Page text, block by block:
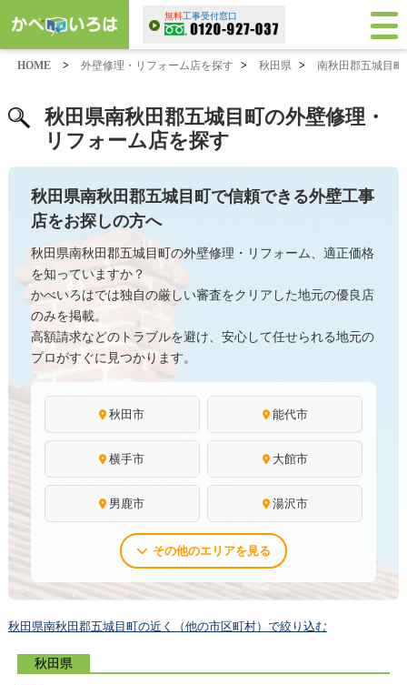
無料工事受付窓口
HOME > 外壁修理・リフォーム店を探す > 秋田県 > 南秋田郡五城目町
秋田県南秋田郡五城目町の外壁修理・
リフォーム店を探す
秋田県南秋田郡五城目町で信頼できる外壁工事
店をお探しの方へ
秋田県南秋田郡五城目町の外壁修理・リフォーム、適正価格
を知っていますか？
かべいろはでは独自の厳しい審査をクリアした地元の優良店
のみを掲載。
高額請求などのトラブルを避け、安心して任せられる地元の
プロがすぐに見つかります。
秋田市 能代市
横手市 大館市
男鹿市 湯沢市
その他のエリアを見る
秋田県南秋田郡五城目町の近く（他の市区町村）で絞り込む
秋田県